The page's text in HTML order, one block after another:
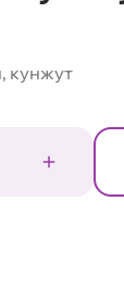
кунжут